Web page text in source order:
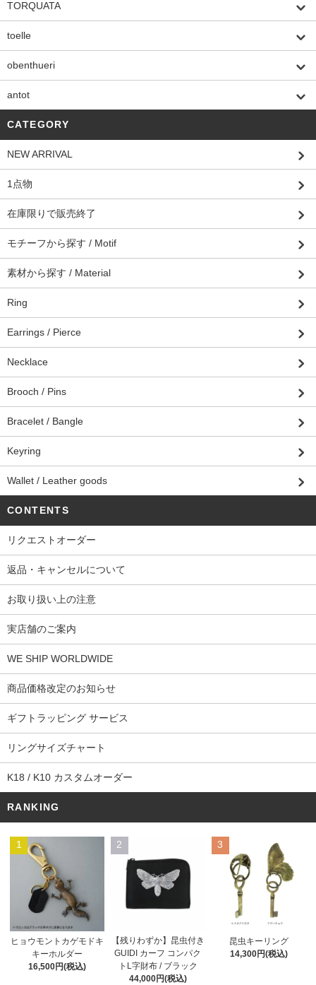
TORQUATA
toelle
obenthueri
antot
CATEGORY
NEW ARRIVAL
1点物
在庫限りで販売終了
モチーフから探す / Motif
素材から探す / Material
Ring
Earrings / Pierce
Necklace
Brooch / Pins
Bracelet / Bangle
Keyring
Wallet / Leather goods
CONTENTS
リクエストオーダー
返品・キャンセルについて
お取り扱い上の注意
実店舗のご案内
WE SHIP WORLDWIDE
商品価格改定のお知らせ
ギフトラッピング サービス
リングサイズチャート
K18 / K10 カスタムオーダー
RANKING
1
ヒョウモントカゲモドキ
キーホルダー
16,500円(税込)
2
【残りわずか】昆虫付き
GUIDI カーフ コンパク
トL字財布 / ブラック
44,000円(税込)
3
昆虫キーリング
14,300円(税込)